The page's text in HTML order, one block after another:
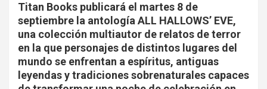
Titan Books publicará el martes 8 de
septiembre la antología ALL HALLOWS’ EVE,
una colección multiautor de relatos de terror
en la que personajes de distintos lugares del
mundo se enfrentan a espíritus, antiguas
leyendas y tradiciones sobrenaturales capaces